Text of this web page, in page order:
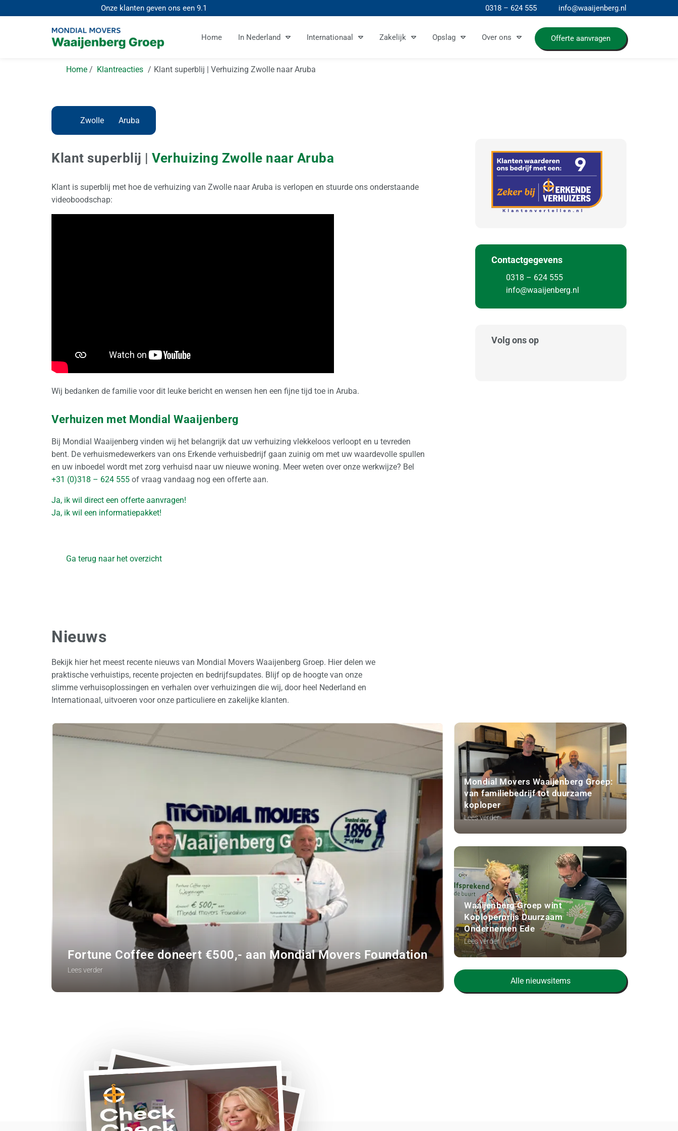
Onze klanten geven ons een9.1 0318 – 624 555 info@waaijenberg.nl
Home In Nederland Internationaal Zakelijk Opslag Over ons Offerte aanvragen
Home Klantreacties Klant superblij | Verhuizing Zwolle naar Aruba
Klant superblij | Verhuizing Zwolle naar Aruba
Zwolle Aruba
Klant is superblij met hoe de verhuizing van Zwolle naar Aruba is verlopen en stuurde ons onderstaande
videoboodschap:
Wij bedanken de familie voor dit leuke bericht en wensen hen een fijne tijd toe in Aruba.
Verhuizen met Mondial Waaijenberg
Bij Mondial Waaijenberg vinden wij het belangrijk dat uw verhuizing vlekkeloos verloopt en u tevreden
bent. De verhuismedewerkers van ons Erkende verhuisbedrijf gaan zuinig om met uw waardevolle spullen
en uw inboedel wordt met zorg verhuisd naar uw nieuwe woning. Meer weten over onze werkwijze? Bel
+31 (0)318 – 624 555 of vraag vandaag nog een offerte aan.
Ja, ik wil direct een offerte aanvragen!
Ja, ik wil een informatiepakket!
Ga terug naar het overzicht
Contactgegevens
0318 – 624 555
info@waaijenberg.nl
Volg ons op
Nieuws
Bekijk hier het meest recente nieuws van Mondial Movers Waaijenberg Groep. Hier delen we
praktische verhuistips, recente projecten en bedrijfsupdates. Blijf op de hoogte van onze
slimme verhuisoplossingen en verhalen over verhuizingen die wij, door heel Nederland en
Internationaal, uitvoeren voor onze particuliere en zakelijke klanten.
Fortune Coffee doneert €500,- aan Mondial Movers Foundation
Lees verder
Mondial Movers Waaijenberg Groep:
van familiebedrijf tot duurzame
koploper
Lees verder
Waaijenberg Groep wint
Koploperprijs Duurzaam
Ondernemen Ede
Lees verder
Alle nieuwsitems